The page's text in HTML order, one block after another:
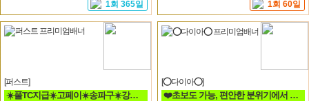
1회 365일 1회 60일
[퍼스트]
☀️풀TC지급☀️고페이☀️송파구☀️강남구☀️분당☀️가락동☀️역삼동☀️논현동☀️강동구☀️
[⭕다이아⭕]
❤️초보도 가능, 편안한 분위기에서 함께 일할분 찾습니다❤️